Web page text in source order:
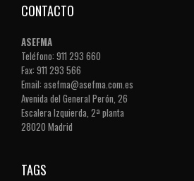
CONTACTO
ASEFMA
Teléfono: 911 293 660
Fax: 911 293 566
Email: asefma@asefma.com.es
Avenida del General Perón, 26
Escalera Izquierda, 2ª planta
28020 Madrid
TAGS